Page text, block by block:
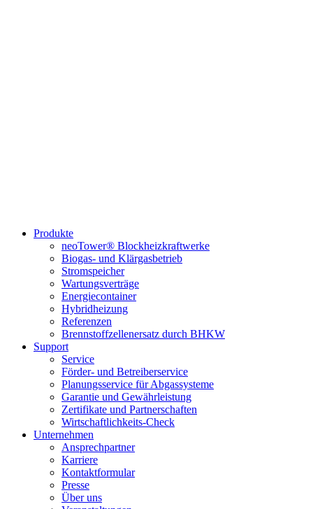
Produkte
neoTower® Blockheizkraftwerke
Biogas- und Klärgasbetrieb
Stromspeicher
Wartungsverträge
Energiecontainer
Hybridheizung
Referenzen
Brennstoffzellenersatz durch BHKW
Support
Service
Förder- und Betreiberservice
Planungsservice für Abgassysteme
Garantie und Gewährleistung
Zertifikate und Partnerschaften
Wirtschaftlichkeits-Check
Unternehmen
Ansprechpartner
Karriere
Kontaktformular
Presse
Über uns